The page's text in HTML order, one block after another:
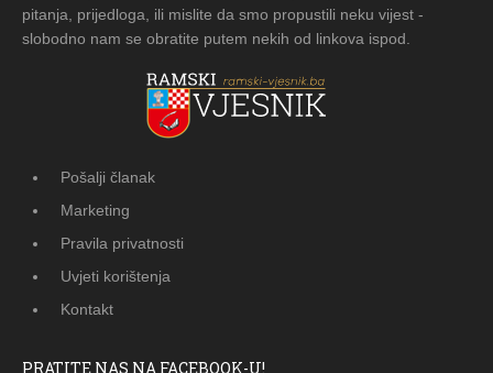
pitanja, prijedloga, ili mislite da smo propustili neku vijest -
slobodno nam se obratite putem nekih od linkova ispod.
Pošalji članak
Marketing
Pravila privatnosti
Uvjeti korištenja
Kontakt
PRATITE NAS NA FACEBOOK-U!